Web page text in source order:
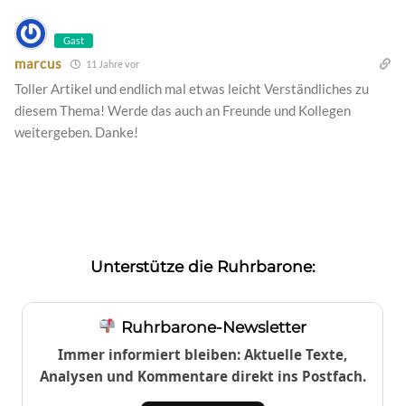
Gast
marcus 11 Jahre vor
Toller Artikel und endlich mal etwas leicht Verständliches zu
diesem Thema! Werde das auch an Freunde und Kollegen
weitergeben. Danke!
Unterstütze die Ruhrbarone:
Ruhrbarone-Newsletter
Immer informiert bleiben: Aktuelle Texte,
Analysen und Kommentare direkt ins Postfach.